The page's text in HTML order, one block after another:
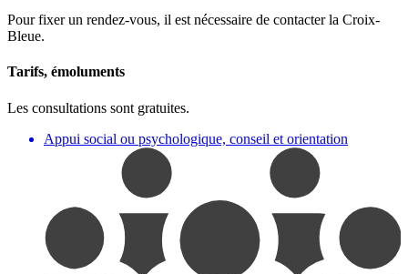
Pour fixer un rendez-vous, il est nécessaire de contacter la Croix-
Bleue.
Tarifs, émoluments
Les consultations sont gratuites.
Appui social ou psychologique, conseil et orientation